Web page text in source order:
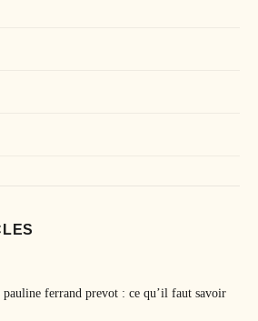
pauline ferrand prevot : ce qu’il faut savoir